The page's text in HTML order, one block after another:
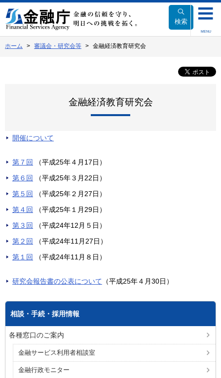
文
へ
動
検索
MENU
ホーム 審議会・研究会等 金融経済教育研究会
金融経済教育研究会
開催について
第７回
（平成25年４月17日）
第６回
（平成25年３月22日）
第５回
（平成25年２月27日）
第４回
（平成25年１月29日）
第３回
（平成24年12月５日）
第２回
（平成24年11月27日）
第１回
（平成24年11月８日）
研究会報告書の公表について （平成25年４月30日）
相談・手続・採用情報
各種窓口のご案内
金融サービス利用者相談室
金融行政モニター